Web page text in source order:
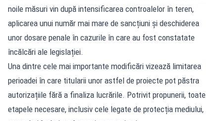
noile măsuri vin după intensificarea controalelor în teren,
aplicarea unui număr mai mare de sancțiuni și deschiderea
unor dosare penale în cazurile în care au fost constatate
încălcări ale legislației.
Una dintre cele mai importante modificări vizează limitarea
perioadei în care titularii unor astfel de proiecte pot păstra
autorizațiile fără a finaliza lucrările. Potrivit propunerii, toate
etapele necesare, inclusiv cele legate de protecția mediului,